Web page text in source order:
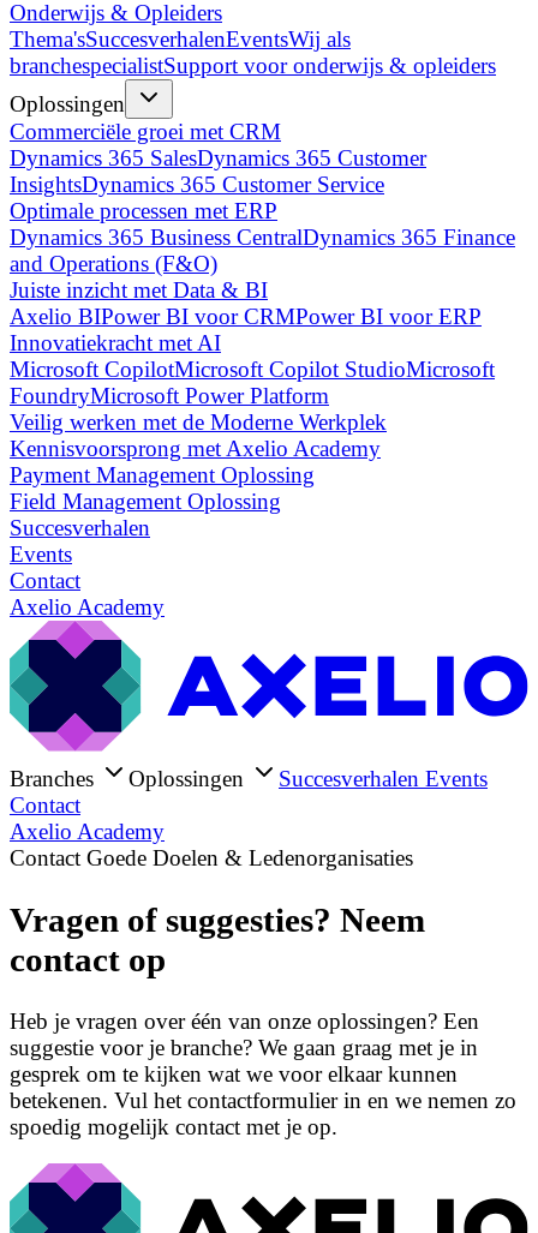
Onderwijs & Opleiders
Thema'sSuccesverhalenEventsWij als
branchespecialistSupport voor onderwijs & opleiders
Oplossingen
Commerciële groei met CRM
Dynamics 365 SalesDynamics 365 Customer
InsightsDynamics 365 Customer Service
Optimale processen met ERP
Dynamics 365 Business CentralDynamics 365 Finance
and Operations (F&O)
Juiste inzicht met Data & BI
Axelio BIPower BI voor CRMPower BI voor ERP
Innovatiekracht met AI
Microsoft CopilotMicrosoft Copilot StudioMicrosoft
FoundryMicrosoft Power Platform
Veilig werken met de Moderne Werkplek
Kennisvoorsprong met Axelio Academy
Payment Management Oplossing
Field Management Oplossing
Succesverhalen
Events
Contact
Axelio Academy
Branches Oplossingen Succesverhalen Events
Contact
Axelio Academy
Contact Goede Doelen & Ledenorganisaties
Vragen of suggesties? Neem
contact op
Heb je vragen over één van onze oplossingen? Een
suggestie voor je branche? We gaan graag met je in
gesprek om te kijken wat we voor elkaar kunnen
betekenen. Vul het contactformulier in en we nemen zo
spoedig mogelijk contact met je op.